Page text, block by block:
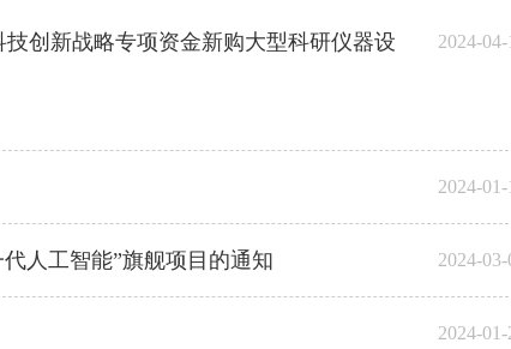
创新战略专项资金新购大型科研仪器设 2024-
2024-
人工智能”旗舰项目的通知 2024-
2024-